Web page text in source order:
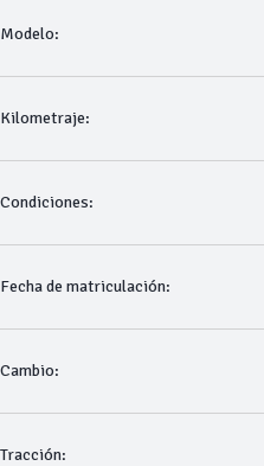
Modelo:
Kilometraje:
Condiciones:
Fecha de matriculación:
Cambio:
Tracción: